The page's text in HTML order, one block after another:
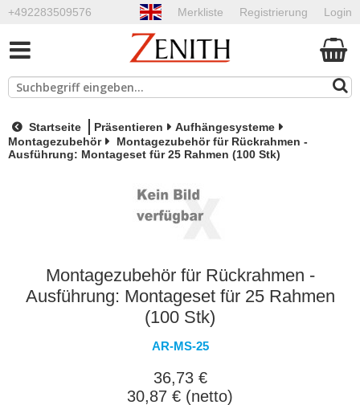
+492283509576 Login
Registrierung
Merkliste
Startseite Präsentieren
Aufhängesysteme
Montagezubehör
Montagezubehör für Rückrahmen -
Ausführung: Montageset für 25 Rahmen (100 Stk)
Montagezubehör für Rückrahmen -
Ausführung: Montageset für 25 Rahmen
(100 Stk)
AR-MS-25
36,73 €
30,87 € (netto)